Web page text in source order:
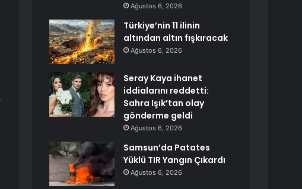
Ağustos 6, 2026
Türkiye’nin 11 ilinin
altından altın fışkıracak
Ağustos 6, 2026
Seray Kaya ihanet
iddialarını reddetti:
Sahra Işık’tan olay
gönderme geldi
Ağustos 6, 2026
Samsun’da Patates
Yüklü TIR Yangın Çıkardı
Ağustos 6, 2026